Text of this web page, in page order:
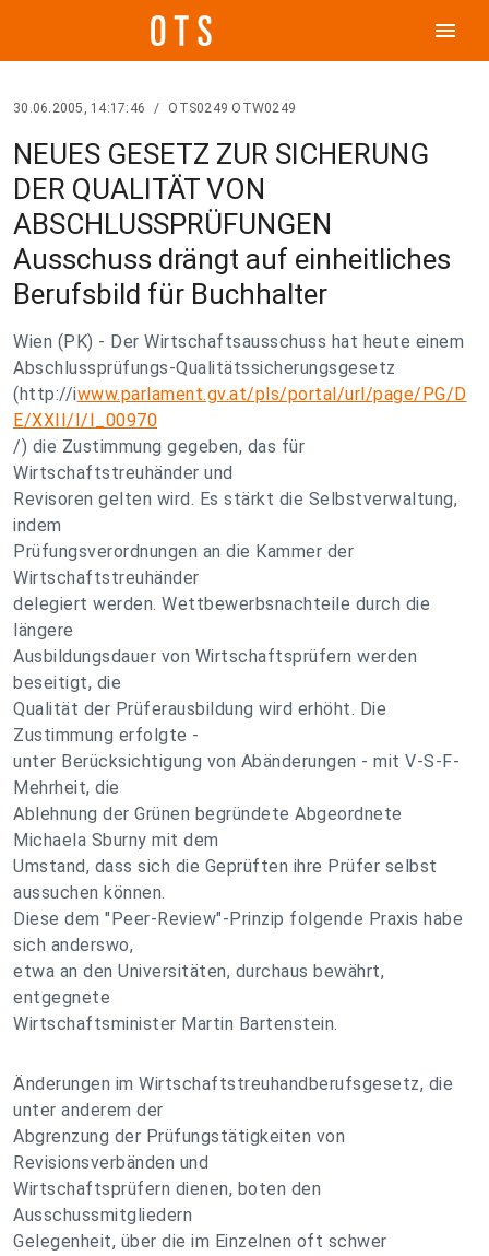
menu
30.06.2005, 14:17:46 / OTS0249 OTW0249
NEUES GESETZ ZUR SICHERUNG
DER QUALITÄT VON
ABSCHLUSSPRÜFUNGEN
Ausschuss drängt auf einheitliches
Berufsbild für Buchhalter
Wien (PK) - Der Wirtschaftsausschuss hat heute einem
Abschlussprüfungs-Qualitätssicherungsgesetz
(http://iwww.parlament.gv.at/pls/portal/url/page/PG/D
E/XXII/I/I_00970
/) die Zustimmung gegeben, das für
Wirtschaftstreuhänder und
Revisoren gelten wird. Es stärkt die Selbstverwaltung,
indem
Prüfungsverordnungen an die Kammer der
Wirtschaftstreuhänder
delegiert werden. Wettbewerbsnachteile durch die
längere
Ausbildungsdauer von Wirtschaftsprüfern werden
beseitigt, die
Qualität der Prüferausbildung wird erhöht. Die
Zustimmung erfolgte -
unter Berücksichtigung von Abänderungen - mit V-S-F-
Mehrheit, die
Ablehnung der Grünen begründete Abgeordnete
Michaela Sburny mit dem
Umstand, dass sich die Geprüften ihre Prüfer selbst
aussuchen können.
Diese dem "Peer-Review"-Prinzip folgende Praxis habe
sich anderswo,
etwa an den Universitäten, durchaus bewährt,
entgegnete
Wirtschaftsminister Martin Bartenstein.
Änderungen im Wirtschaftstreuhandberufsgesetz, die
unter anderem der
Abgrenzung der Prüfungstätigkeiten von
Revisionsverbänden und
Wirtschaftsprüfern dienen, boten den
Ausschussmitgliedern
Gelegenheit, über die im Einzelnen oft schwer